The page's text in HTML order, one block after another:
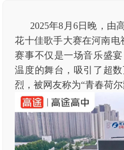
2025年8月6日晚，由
花十佳歌手大赛在河南电
赛事不仅是一场音乐盛
温度的舞台，吸引了超
烈，被网友称为“青春荷尔